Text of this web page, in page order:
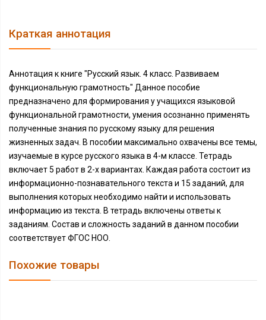
Краткая аннотация
Аннотация к книге "Русский язык. 4 класс. Развиваем
функциональную грамотность" Данное пособие
предназначено для формирования у учащихся языковой
функциональной грамотности, умения осознанно применять
полученные знания по русскому языку для решения
жизненных задач. В пособии максимально охвачены все темы,
изучаемые в курсе русского языка в 4-м классе. Тетрадь
включает 5 работ в 2-х вариантах. Каждая работа состоит из
информационно-познавательного текста и 15 заданий, для
выполнения которых необходимо найти и использовать
информацию из текста. В тетрадь включены ответы к
заданиям. Состав и сложность заданий в данном пособии
соответствует ФГОС НОО.
Похожие товары